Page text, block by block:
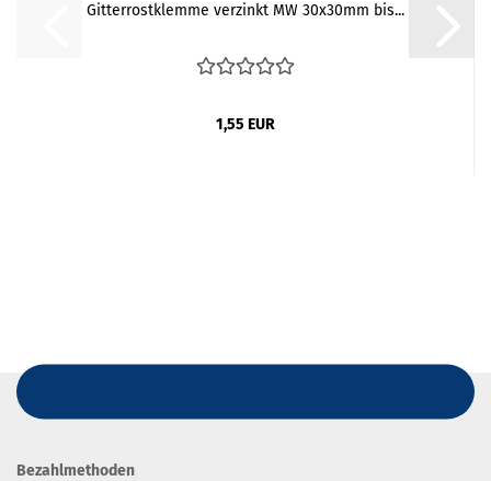
Gitterrostklemme verzinkt MW 30x30mm bis...
1,55 EUR
Bezahlmethoden